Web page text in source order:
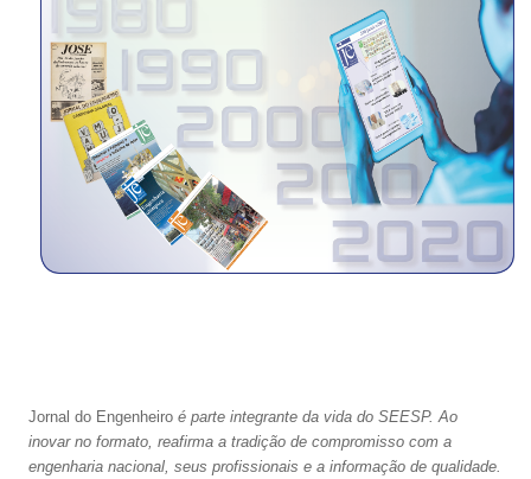
CONTRIBUIÇÃO ASSOCIATIVA OU ANUIDADE DE SÓCIO
CONTRIBUIÇÃO SINDICAL URBANA
REVISÃO DE APOSENTADORIA
FGTS EXPURGOS
FGTS CORREÇÃO
LEGISLAÇÃO
RES 1.002/2002 – CÓDIGO DE ÉTICA
Jornal do Engenheiro é parte integrante da vida do SEESP. Ao
inovar no formato, reafirma a tradição de compromisso com a
engenharia nacional, seus profissionais e a informação de qualidade.